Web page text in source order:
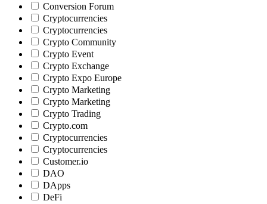
Conversion Forum
Cryptocurrencies
Cryptocurrencies
Crypto Community
Crypto Event
Crypto Exchange
Crypto Expo Europe
Crypto Marketing
Crypto Marketing
Crypto Trading
Crypto.com
Cryptocurrencies
Cryptocurrencies
Customer.io
DAO
DApps
DeFi